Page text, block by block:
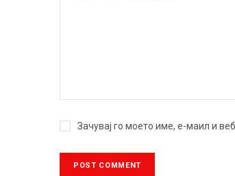
Зачувај го моето име, е-маил и